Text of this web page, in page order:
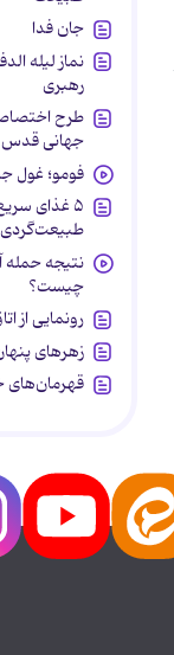
جان فدا
نماز لیله
رهبری
طرح
جهانی قدس
فومو؛ غول
۵ غذای
طبیعت‌گردی
نتیجه حمله
چیست؟
رونمایی از
زهرهای
قهرمان‌های